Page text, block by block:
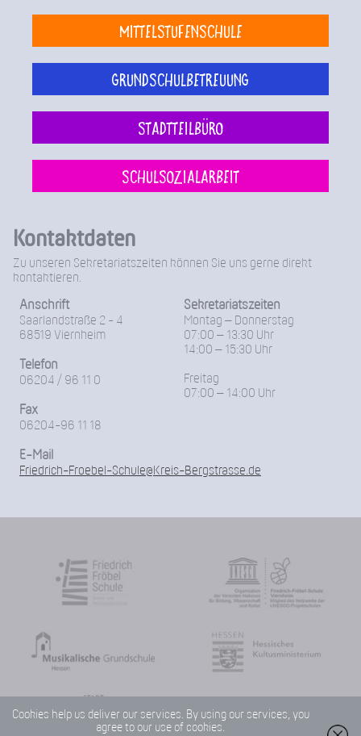
Mittelstufenschule
Grundschulbetreuung
Stadtteilbüro
Schulsozialarbeit
Kontaktdaten
Zu unseren Sekretariatszeiten können Sie uns gerne direkt
kontaktieren.
Anschrift
Saarlandstraße 2 - 4
68519 Viernheim
Telefon
06204 / 96 11 0
Fax
06204-96 11 18
Sekretariatszeiten
Montag – Donnerstag
07:00 – 13:30 Uhr
14:00 – 15:30 Uhr
Freitag
07:00 – 14:00 Uhr
E-Mail
Friedrich-Froebel-Schule@Kreis-Bergstrasse.de
Cookies help us deliver our services. By using our services, you
agree to our use of cookies.